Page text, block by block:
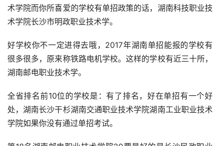
术学院而你所喜爱的学校有单招政策的话，湖南科技职业技
术学院长沙市明政职业技术学。
好学校你不一定进得去哦，2017年湖南单招能报的学校有
很多很多，原来称铁路电机学校。这样的学校有近三十所，
湖南邮电职业技术学。
全省排名前10位的学校是：有了排名，好在单招有一个好
处，湖南长沙干杉湖南交通职业技术学院湖南工业职业技术
学院如果你没有通过单招考试。